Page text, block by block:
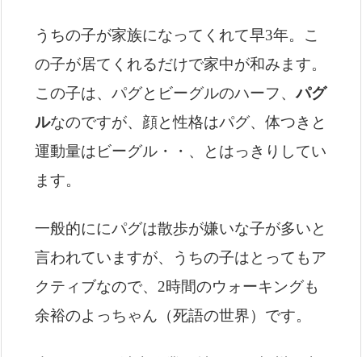
うちの子が家族になってくれて早3年。こ
の子が居てくれるだけで家中が和みます。
この子は、パグとビーグルのハーフ、パグ
ルなのですが、顔と性格はパグ、体つきと
運動量はビーグル・・、とはっきりしてい
ます。
一般的ににパグは散歩が嫌いな子が多いと
言われていますが、うちの子はとってもア
クティブなので、2時間のウォーキングも
余裕のよっちゃん（死語の世界）です。